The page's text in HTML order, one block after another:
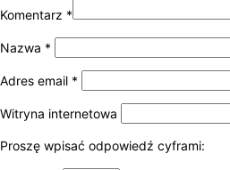
Komentarz *
Nazwa *
Adres email *
Witryna internetowa
Proszę wpisać odpowiedź cyframi: